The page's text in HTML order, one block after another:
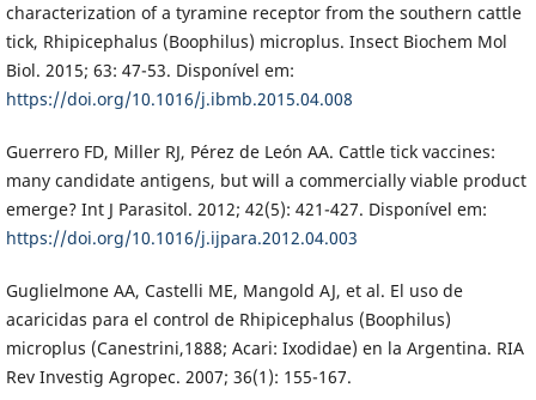
characterization of a tyramine receptor from the southern cattle
tick, Rhipicephalus (Boophilus) microplus. Insect Biochem Mol
Biol. 2015; 63: 47-53. Disponível em:
https://doi.org/10.1016/j.ibmb.2015.04.008
Guerrero FD, Miller RJ, Pérez de León AA. Cattle tick vaccines:
many candidate antigens, but will a commercially viable product
emerge? Int J Parasitol. 2012; 42(5): 421-427. Disponível em:
https://doi.org/10.1016/j.ijpara.2012.04.003
Guglielmone AA, Castelli ME, Mangold AJ, et al. El uso de
acaricidas para el control de Rhipicephalus (Boophilus)
microplus (Canestrini,1888; Acari: Ixodidae) en la Argentina. RIA
Rev Investig Agropec. 2007; 36(1): 155-167.